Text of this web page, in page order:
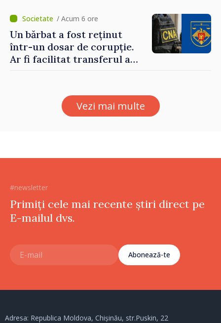
Petra Lärke/ Acum 6 ore
Un bărbat a fost reținut
într-un dosar de corupție.
Ar fi facilitat transferul a
Vezi mai multe
#newsletter
Primiți cele mai recente știri direct pe
E-mailul dvs.
Abonează-te
Adresa: Republica Moldova, Chișinău, str.Puskin, 22